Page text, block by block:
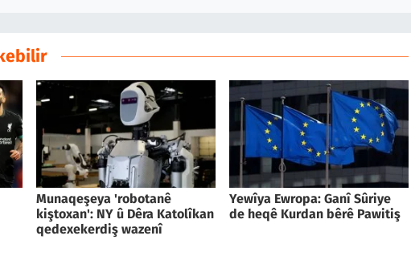
Munaqeşeya 'robotanê
kiştoxan': NY û Dêra Katolîkan
qedexekerdiş wazenî
Yewîya Ewropa: Ganî Sûriye
de heqê Kurdan bêrê Pawitiş